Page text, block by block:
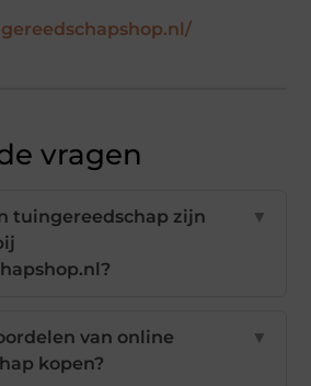
vragen
tuingereedschap zijn
▼
van online
kopen?
▼